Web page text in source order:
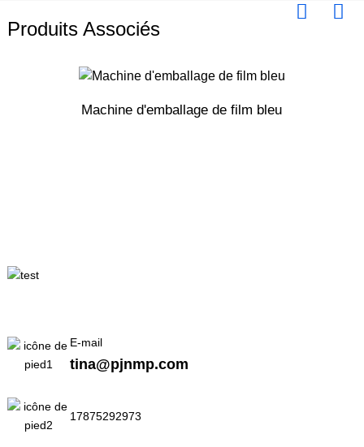
Produits Associés
Machine d'emballage de film bleu
E-mail
tina@pjnmp.com
17875292973